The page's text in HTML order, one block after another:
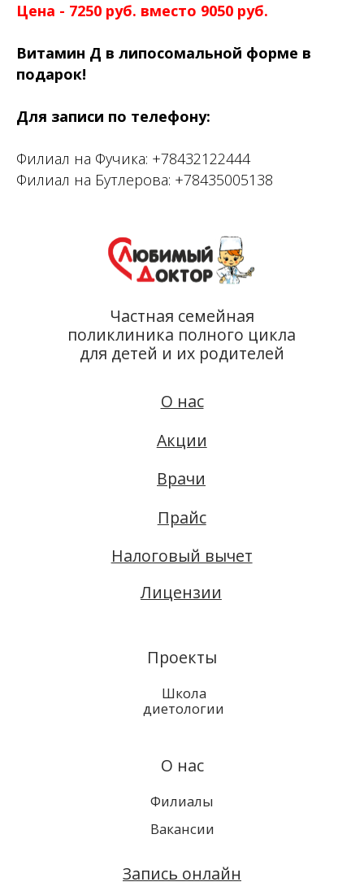
Цена - 7250 руб. вместо 9050 руб.
Витамин Д в липосомальной форме в
подарок!
Для записи по телефону:
Филиал на Фучика: +78432122444
Филиал на Бутлерова: +78435005138